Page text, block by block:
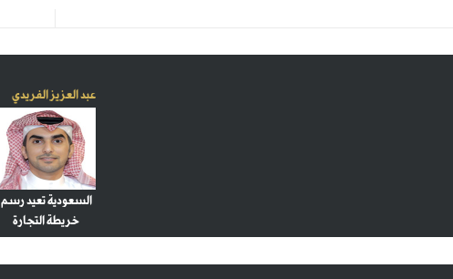
عبد العزيز الفريدي
السعودية تعيد رسم
خريطة التجارة